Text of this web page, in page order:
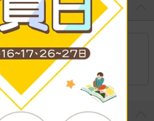
、離島
不限金額免運費